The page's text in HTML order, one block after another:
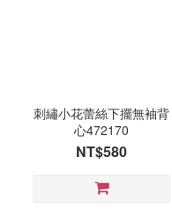
刺繡小花蕾絲下擺無袖背
心472170
NT$580